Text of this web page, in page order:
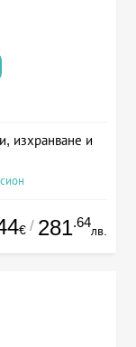
изхранване и
€ / 281.64
лв.